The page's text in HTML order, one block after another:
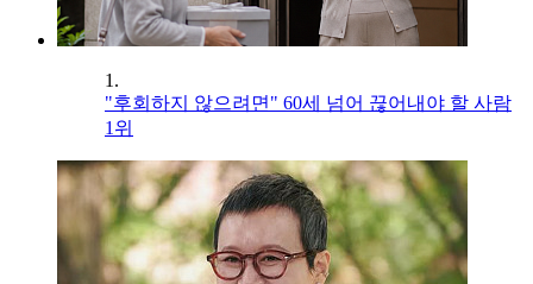
1.
"후회하지 않으려면" 60세 넘어 끊어내야 할 사람
1위